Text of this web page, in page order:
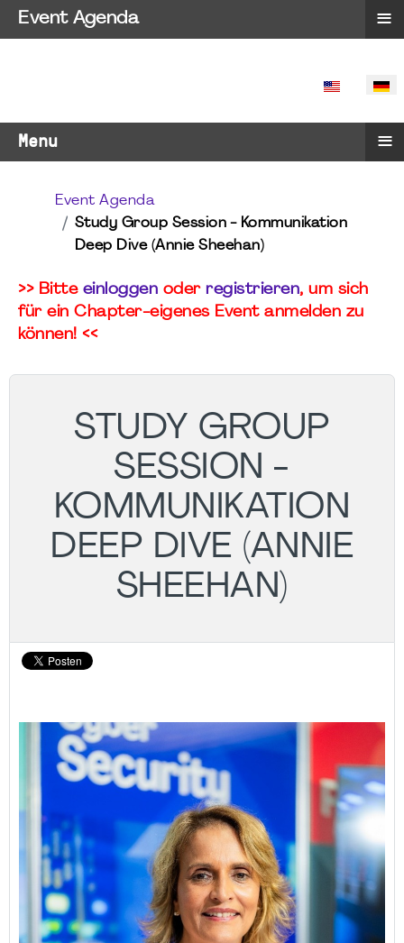
SPRACHE
Menu ≡
Event Agenda
Study Group Session - Kommunikation
Deep Dive (Annie Sheehan)
>> Bitte einloggen oder registrieren, um sich
für ein Chapter-eigenes Event anmelden zu
können! <<
STUDY GROUP
SESSION -
KOMMUNIKATION
DEEP DIVE (ANNIE
SHEEHAN)
Event Agenda ≡